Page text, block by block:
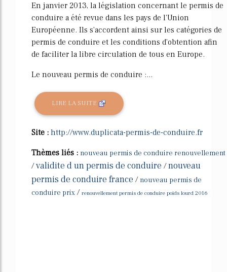
En janvier 2013, la législation concernant le permis de
conduire a été revue dans les pays de l'Union
Européenne. Ils s'accordent ainsi sur les catégories de
permis de conduire et les conditions d'obtention afin
de faciliter la libre circulation de tous en Europe.
Le nouveau permis de conduire :...
LIRE LA SUITE
Site : http://www.duplicata-permis-de-conduire.fr
Thèmes liés : nouveau permis de conduire renouvellement
/validite d un permis de conduire /nouveau
permis de conduire france / nouveau permis de
conduire prix / renouvellement permis de conduire poids lourd 2016